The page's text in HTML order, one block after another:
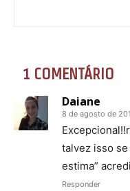
1 COMENTÁRIO
Daiane
8 de agosto de
talvez isso
estima”
Responder